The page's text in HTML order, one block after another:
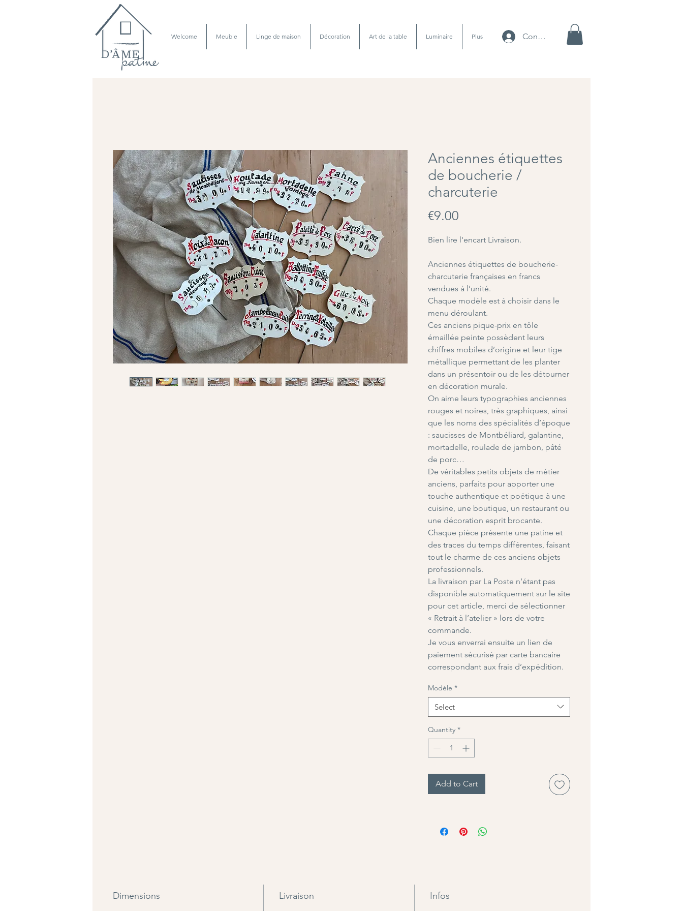
Welcome Meuble Linge de maison Décoration Art de la table Luminaire Plus Connexion
Anciennes étiquettes
de boucherie /
charcuterie
€9.00
Bien lire l'encart Livraison.
Anciennes étiquettes de boucherie-
charcuterie françaises en francs
vendues à l’unité.
Chaque modèle est à choisir dans le
menu déroulant.
Ces anciens pique-prix en tôle
émaillée peinte possèdent leurs
chiffres mobiles d’origine et leur tige
métallique permettant de les planter
dans un présentoir ou de les détourner
en décoration murale.
On aime leurs typographies anciennes
rouges et noires, très graphiques, ainsi
que les noms des spécialités d’époque
: saucisses de Montbéliard, galantine,
mortadelle, roulade de jambon, pâté
de porc…
De véritables petits objets de métier
anciens, parfaits pour apporter une
touche authentique et poétique à une
cuisine, une boutique, un restaurant ou
une décoration esprit brocante.
Chaque pièce présente une patine et
des traces du temps différentes, faisant
tout le charme de ces anciens objets
professionnels.
La livraison par La Poste n’étant pas
disponible automatiquement sur le site
pour cet article, merci de sélectionner
« Retrait à l’atelier » lors de votre
commande.
Je vous enverrai ensuite un lien de
paiement sécurisé par carte bancaire
correspondant aux frais d’expédition.
Modèle *
Select
Quantity *
Add to Cart
Dimensions Livraison Infos